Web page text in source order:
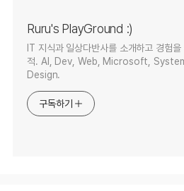
Ruru's PlayGround :)
IT 지식과 일상다반사를 소개하고 경험
적. AI, Dev, Web, Microsoft,
Design.
구독하기